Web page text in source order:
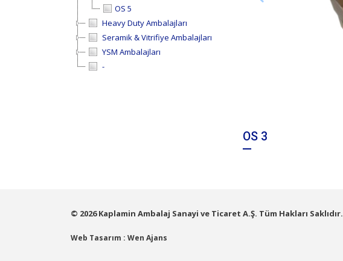
OS 5
Heavy Duty Ambalajları
Seramik & Vitrifiye Ambalajları
YSM Ambalajları
-
OS 3
© 2026 Kaplamin Ambalaj Sanayi ve Ticaret A.Ş. Tüm Hakları Saklıdır.
Web Tasarım : Wen Ajans